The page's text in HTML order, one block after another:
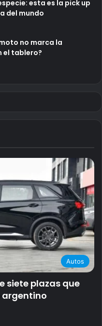
esta es la pick up
del mundo
no marca la
el tablero?
Autos
siete plazas que
argentino